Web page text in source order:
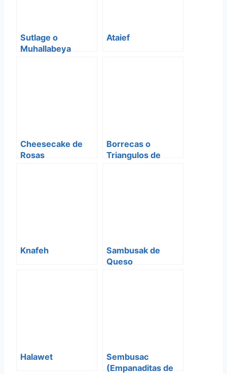
Sutlage o
Muhallabeya
Ataief
Cheesecake de
Rosas
Borrecas o
Triangulos de
Knafeh
Sambusak de
Queso
Halawet
Sembusac
(Empanaditas de